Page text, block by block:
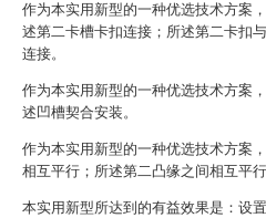
作为本实用新型的一种优选技术方案
述第二卡槽卡扣连接；所述第二卡扣
连接。
作为本实用新型的一种优选技术方案
述凹槽契合安装。
作为本实用新型的一种优选技术方案
相互平行；所述第二凸缘之间相互平行
本实用新型所达到的有益效果是：设